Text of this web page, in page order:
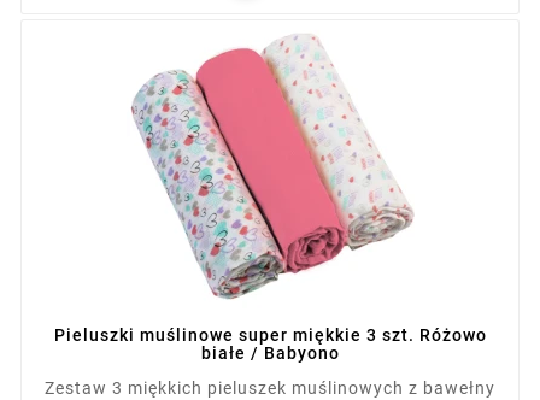
Pieluszki muślinowe super miękkie 3 szt. Różowo
białe / Babyono
Zestaw 3 miękkich pieluszek muślinowych z bawełny